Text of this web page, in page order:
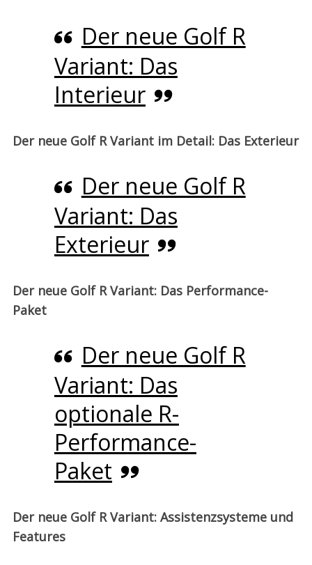
Der neue Golf R
Variant: Das
Interieur
Der neue Golf R Variant im Detail: Das Exterieur
Der neue Golf R
Variant: Das
Exterieur
Der neue Golf R Variant: Das Performance-
Paket
Der neue Golf R
Variant: Das
optionale R-
Performance-
Paket
Der neue Golf R Variant: Assistenzsysteme und
Features